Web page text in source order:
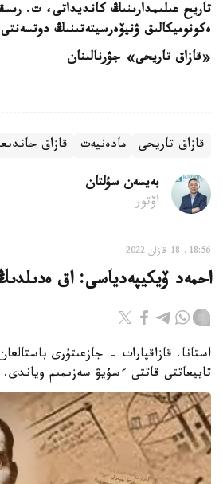
تاريح عىلىمدارىنىڭ كانديداتى،ت.
ەكونوميكالىق ۋنيۆەرسيتەتىنىڭ دوتسەنتى
«قازاق تاريحى» جۋرنالىنان
قازاق تاريحى مادەنيەت قازاق حاندىعىنا
بەيسەن سۇلتان
اۆتور
18:56, 18 قازان 2022
احمەد ۆيكيپەدياسى: اق
استانا. قازاقپارات - جازعىتۇرى
تابيعاتتى قاتتى ءسۇيۋ سەزىمىم وياندى.